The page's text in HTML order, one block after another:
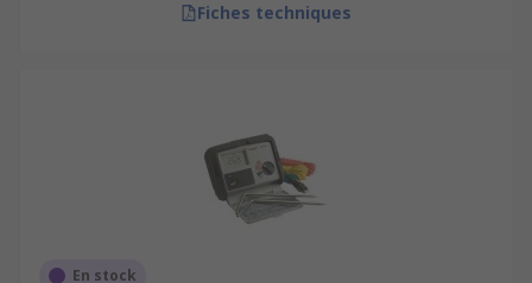
Fiches techniques
En stock